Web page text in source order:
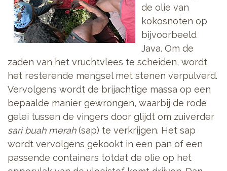
de olie van
kokosnoten op
bijvoorbeeld
Java. Om de
zaden van het vruchtvlees te scheiden, wordt
het resterende mengsel met stenen verpulverd.
Vervolgens wordt de brijachtige massa op een
bepaalde manier gewrongen, waarbij de rode
gelei tussen de vingers door glijdt om zuiverder
sari buah merah(sap) te verkrijgen. Het sap
wordt vervolgens gekookt in een pan of een
passende containers totdat de olie op het